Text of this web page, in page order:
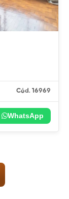
Cód. 16969
WhatsApp